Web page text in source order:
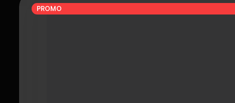
PROMO